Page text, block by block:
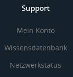
Support
Mein Konto
Wissensdatenbank
Netzwerkstatus